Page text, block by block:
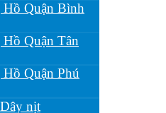
Quận Bình
Quận Tân
Quận Phú
nịt